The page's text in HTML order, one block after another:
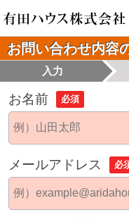
お問い合わせ内容
入力
お名前 必須
メールアドレス 必